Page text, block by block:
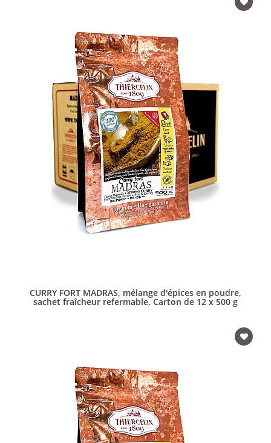
CURRY FORT MADRAS, mélange d'épices en poudre,
sachet fraîcheur refermable, Carton de 12 x 500 g